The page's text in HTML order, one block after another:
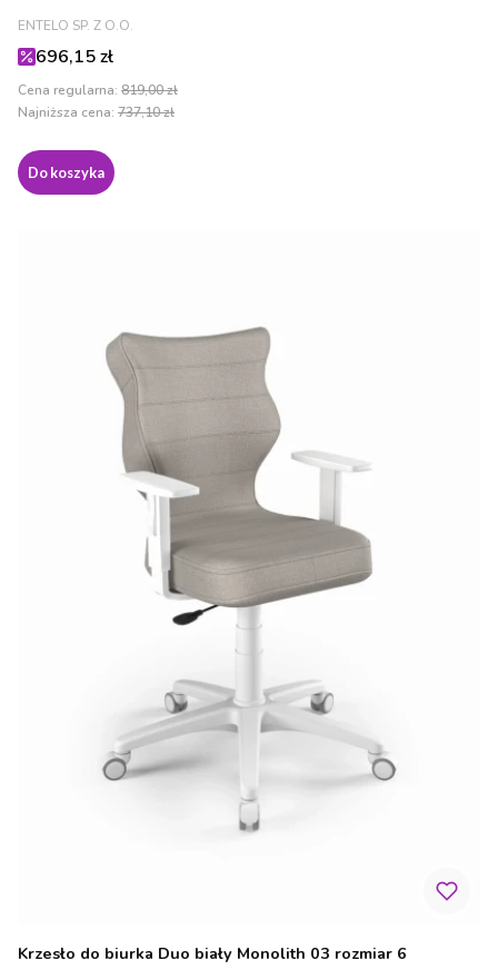
PRODUCENT
ENTELO SP. Z O.O.
Cena promocyjna
696,15 zł
Cena regularna: 819,00 zł
Najniższa cena: 737,10 zł
Do koszyka
Krzesło do biurka Duo biały Monolith 03 rozmiar 6